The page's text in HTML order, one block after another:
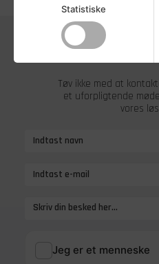
Statistiske
Vi vilelske
Tøv ikke med at
et uforpligtende
vores